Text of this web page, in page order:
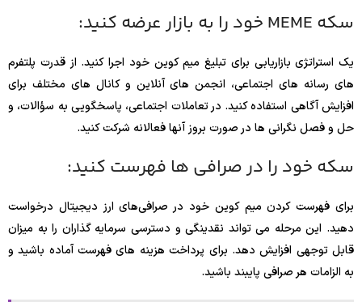
سکه MEME خود را به بازار عرضه کنید:
یک استراتژی بازاریابی برای تبلیغ میم کوین خود اجرا کنید. از قدرت پلتفرم
های رسانه های اجتماعی، انجمن های آنلاین و کانال های مختلف برای
افزایش آگاهی استفاده کنید. در تعاملات اجتماعی، پاسخگویی به سؤالات، و
حل و فصل نگرانی ها در صورت بروز آنها فعالانه شرکت کنید.
سکه خود را در صرافی ها فهرست کنید:
برای فهرست کردن میم کوین خود در صرافی‌های ارز دیجیتال درخواست
دهید. این مرحله می تواند نقدینگی و دسترسی سرمایه گذاران را به میزان
قابل توجهی افزایش دهد. برای پرداخت هزینه های فهرست آماده باشید و
به الزامات هر صرافی پایبند باشید.